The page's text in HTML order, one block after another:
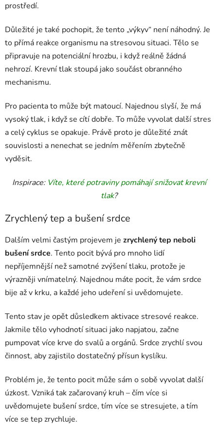
prostředí.
Důležité je také pochopit, že tento „výkyv“ není náhodný. Je
to přímá reakce organismu na stresovou situaci. Tělo se
připravuje na potenciální hrozbu, i když reálně žádná
nehrozí. Krevní tlak stoupá jako součást obranného
mechanismu.
Pro pacienta to může být matoucí. Najednou slyší, že má
vysoký tlak, i když se cítí dobře. To může vyvolat další stres
a celý cyklus se opakuje. Právě proto je důležité znát
souvislosti a nenechat se jedním měřením zbytečně
vyděsit.
Inspirace: Víte, které potraviny pomáhají snižovat krevní
tlak?
Zrychlený tep a bušení srdce
Dalším velmi častým projevem je zrychlený tep neboli
bušení srdce. Tento pocit bývá pro mnoho lidí
nepříjemnější než samotné zvýšení tlaku, protože je
výrazněji vnímatelný. Najednou máte pocit, že vám srdce
bije až v krku, a každé jeho udeření si uvědomujete.
Tento stav je opět důsledkem aktivace stresové reakce.
Jakmile tělo vyhodnotí situaci jako napjatou, začne
pumpovat více krve do svalů a orgánů. Srdce zrychlí svou
činnost, aby zajistilo dostatečný přísun kyslíku.
Problém je, že tento pocit může sám o sobě vyvolat další
úzkost. Vzniká tak začarovaný kruh – čím více si
uvědomujete bušení srdce, tím více se stresujete, a tím
více se tep zrychluje.